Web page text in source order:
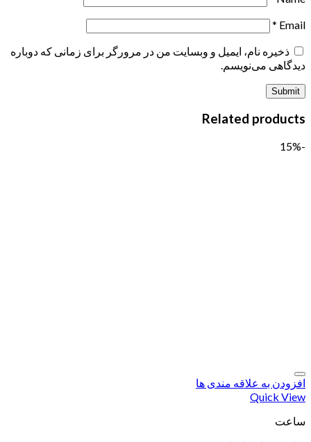
Email
*
ذخیره نام، ایمیل و وبسایت من در مرورگر برای زمانی که دوباره
دیدگاهی می‌نویسم.
Related products
-15%
افزودن به علاقه مندی ها
Quick View
ساعت